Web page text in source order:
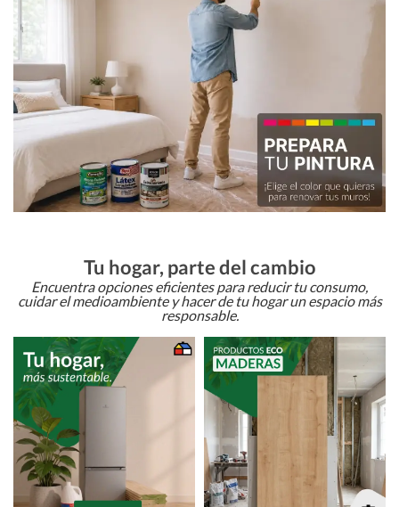
Tu hogar, parte del cambio
Encuentra opciones eficientes para reducir tu consumo,
cuidar el medioambiente y hacer de tu hogar un espacio más
responsable.